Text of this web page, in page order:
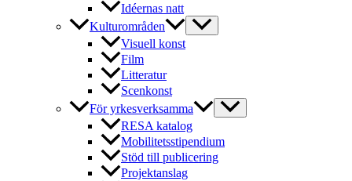
Idéernas natt
Kulturområden
Visuell konst
Film
Litteratur
Scenkonst
För yrkesverksamma
RESA katalog
Mobilitetsstipendium
Stöd till publicering
Projektanslag